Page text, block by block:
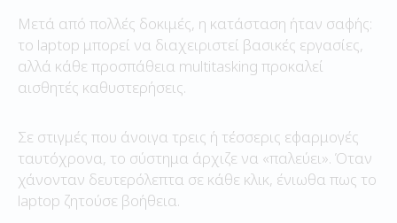
Μετά από πολλές δοκιμές, η κατάσταση ήταν σαφής:
το laptop μπορεί να διαχειριστεί βασικές εργασίες,
αλλά κάθε προσπάθεια multitasking προκαλεί
αισθητές καθυστερήσεις.
Σε στιγμές που άνοιγα τρεις ή τέσσερις εφαρμογές
ταυτόχρονα, το σύστημα άρχιζε να «παλεύει». Όταν
χάνονταν δευτερόλεπτα σε κάθε κλικ, ένιωθα πως το
laptop ζητούσε βοήθεια.